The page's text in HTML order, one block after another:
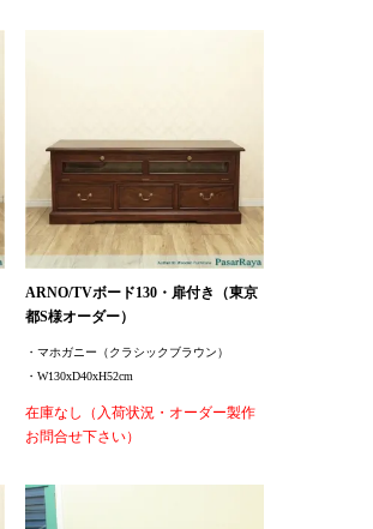
ARNO/TVボード130・扉付き（東京
都S様オーダー）
・マホガニー（クラシックブラウン）
・W130xD40xH52cm
在庫なし（入荷状況・オーダー製作
お問合せ下さい）